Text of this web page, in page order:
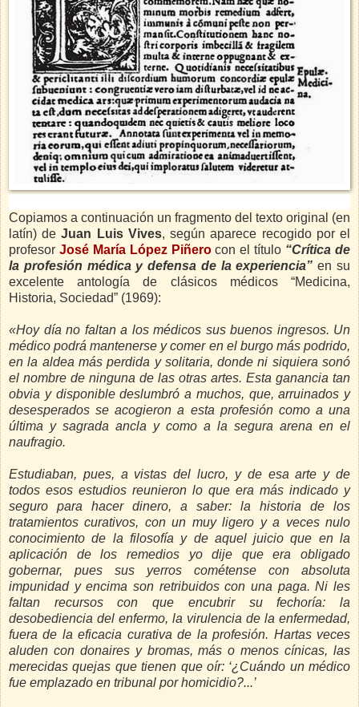
Copiamos a continuación un fragmento del texto original (en
latín) deJuan Luis Vives, según aparece recogido por el
profesor José María López Piñerocon el título “Crítica de
la profesión médica y defensa de la experiencia” en su
excelente antología de clásicos médicos “Medicina,
Historia, Sociedad” (1969):
«Hoy día no faltan a los médicos sus buenos ingresos. Un
médico podrá mantenerse y comer en el burgo más podrido,
en la aldea más perdida y solitaria, donde ni siquiera sonó
el nombre de ninguna de las otras artes. Esta ganancia tan
obvia y disponible deslumbró a muchos, que, arruinados y
desesperados se acogieron a esta profesión como a una
última y sagrada ancla y como a la segura arena en el
naufragio.
Estudiaban, pues, a vistas del lucro, y de esa arte y de
todos esos estudios reunieron lo que era más indicado y
seguro para hacer dinero, a saber: la historia de los
tratamientos curativos, con un muy ligero y a veces nulo
conocimiento de la filosofía y de aquel juicio que en la
aplicación de los remedios yo dije que era obligado
gobernar, pues sus yerros cométense con absoluta
impunidad y encima son retribuidos con una paga. Ni les
faltan recursos con que encubrir su fechoría: la
desobediencia del enfermo, la virulencia de la enfermedad,
fuera de la eficacia curativa de la profesión. Hartas veces
aluden con donaires y bromas, más o menos cínicas, las
merecidas quejas que tienen que oír: ‘¿Cuándo un médico
fue emplazado en tribunal por homicidio?...’